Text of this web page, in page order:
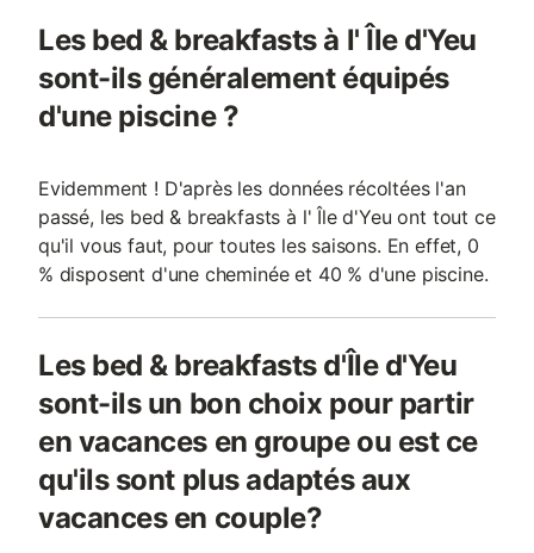
Les bed & breakfasts à l' Île d'Yeu
sont-ils généralement équipés
d'une piscine ?
Evidemment ! D'après les données récoltées l'an
passé, les bed & breakfasts à l' Île d'Yeu ont tout ce
qu'il vous faut, pour toutes les saisons. En effet, 0
% disposent d'une cheminée et 40 % d'une piscine.
Les bed & breakfasts d'Île d'Yeu
sont-ils un bon choix pour partir
en vacances en groupe ou est ce
qu'ils sont plus adaptés aux
vacances en couple?